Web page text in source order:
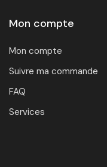
Mon compte
Mon compte
Suivre ma commande
FAQ
Services